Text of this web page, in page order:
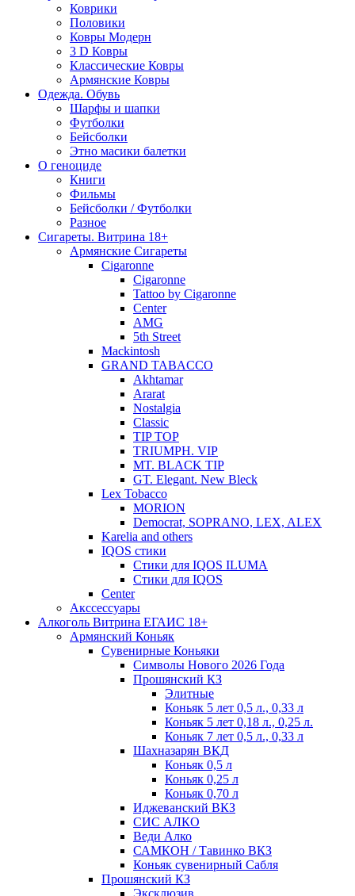
Коврики
Половики
Ковры Модерн
3 D Ковры
Классические Ковры
Армянские Ковры
Одежда. Обувь
Шарфы и шапки
Футболки
Бейсболки
Этно масики балетки
О геноциде
Книги
Фильмы
Бейсболки / Футболки
Разное
Сигареты. Витрина 18+
Армянские Сигареты
Cigaronne
Cigaronne
Tattoo by Cigaronne
Center
AMG
5th Street
Mackintosh
GRAND TABACCO
Akhtamar
Ararat
Nostalgia
Classic
TIP TOP
TRIUMPH. VIP
MT. BLACK TIP
GT. Elegant. New Bleck
Lex Tobacco
MORION
Democrat, SOPRANO, LEX, ALEX
Karelia and others
IQOS стики
Стики для IQOS ILUMA
Стики для IQOS
Сenter
Акссессуары
Алкоголь Витрина ЕГАИС 18+
Армянский Коньяк
Сувенирные Коньяки
Символы Нового 2026 Года
Прошянский КЗ
Элитные
Коньяк 5 лет 0,5 л., 0,33 л
Коньяк 5 лет 0,18 л., 0,25 л.
Коньяк 7 лет 0,5 л., 0,33 л
Шахназарян ВКД
Коньяк 0,5 л
Коньяк 0,25 л
Коньяк 0,70 л
Иджеванский ВКЗ
СИС АЛКО
Веди Алко
САМКОН / Тавинко ВКЗ
Коньяк сувенирный Сабля
Прошянский КЗ
Эксклюзив